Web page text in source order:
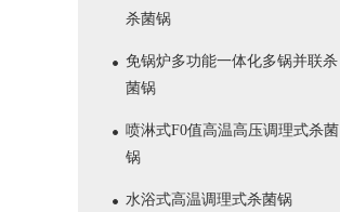
杀菌锅
免锅炉多功能一体化多锅并联杀
菌锅
喷淋式F0值高温高压调理式杀菌
锅
水浴式高温调理式杀菌锅